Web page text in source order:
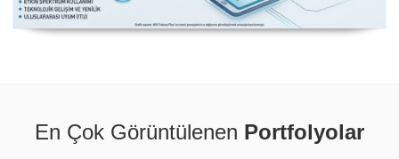
Milli Frekans Planı
En Çok Görüntülenen Portfolyolar